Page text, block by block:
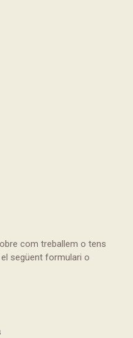
com treballem o tens
següent formulari o